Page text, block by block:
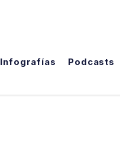
Infografías Podcasts